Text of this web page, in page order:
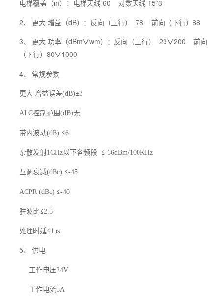
电梯覆盖（m）：电梯天线 60 对数天线 15*3
2、 更大 增益（dB）：反向（上行） 78 前向（下行）88
3、 更大 功率（dBm∨wm）：反向（上行） 23∨200 前向
（下行）30∨1000
4、 常规参数
更大 增益误差(dB)±3
ALC控制范围(dB)无
带内波动(dB) ≤6
杂散发射1GHz以下各频段 ≤-36dBm/100KHz
互调衰减(dBc) ≤-45
ACPR (dBc) ≤-40
驻波比≤2.5
处理时延≤1us
5、 供电
工作电压24V
工作电流5A